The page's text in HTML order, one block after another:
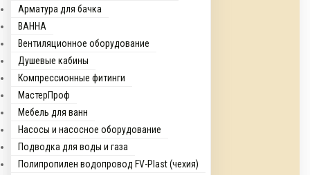
Арматура для бачка
ВАННА
Вентиляционное оборудование
Душевые кабины
Компрессионные фитинги
МастерПроф
Мебель для ванн
Насосы и насосное оборудование
Подводка для воды и газа
Полипропилен водопровод FV-Plast (чехия)